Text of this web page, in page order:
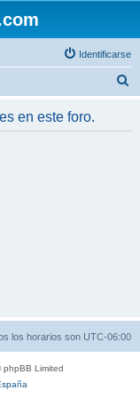
Identificarse
en este foro.
los horarios son UTC-06:00
Limited